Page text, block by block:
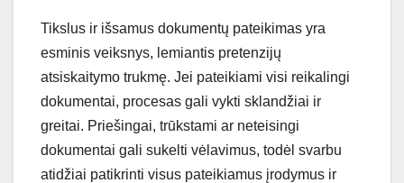
Tikslus ir išsamus dokumentų pateikimas yra
esminis veiksnys, lemiantis pretenzijų
atsiskaitymo trukmę. Jei pateikiami visi reikalingi
dokumentai, procesas gali vykti sklandžiai ir
greitai. Priešingai, trūkstami ar neteisingi
dokumentai gali sukelti vėlavimus, todėl svarbu
atidžiai patikrinti visus pateikiamus įrodymus ir